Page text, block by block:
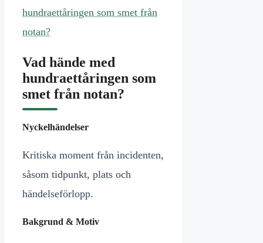
hundraettåringen som smet från
notan?
Vad hände med
hundraettåringen som
smet från notan?
Nyckelhändelser
Kritiska moment från incidenten,
såsom tidpunkt, plats och
händelseförlopp.
Bakgrund & Motiv